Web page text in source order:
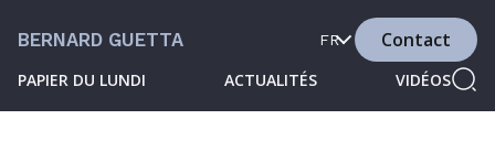
BERNARD GUETTA
PAPIER DU LUNDI ACTUALITÉS VIDÉOS
FR Contact